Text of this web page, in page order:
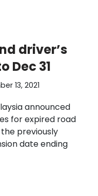
driver’s
Dec 31
13, 2021
announced
for expired road
previously
date ending